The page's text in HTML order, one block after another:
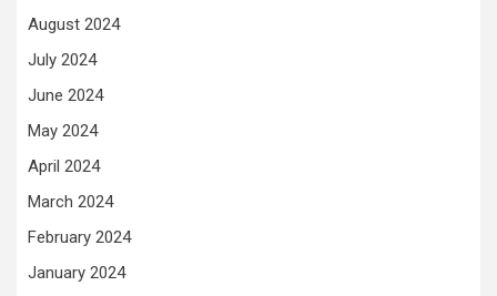
August 2024
July 2024
June 2024
May 2024
April 2024
March 2024
February 2024
January 2024